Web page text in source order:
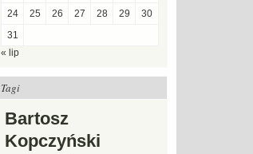
24
25 26 27 28 29
30
31
« lip
Tagi
Bartosz
Kopczyński